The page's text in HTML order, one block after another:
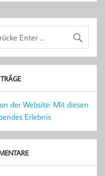
der Website: Mit diesen
Erlebnis